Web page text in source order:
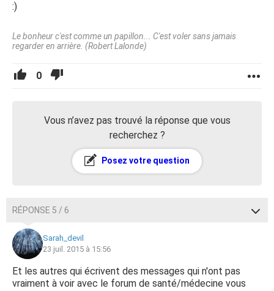
:)
Le bonheur c'est comme un papillon... C'est voler sans jamais
regarder en arrière. (Robert Lalonde)
0
Vous n’avez pas trouvé la réponse que vous
recherchez ?
Posez votre question
RÉPONSE 5 / 6
Sarah_devil
23 juil. 2015 à 15:56
Et les autres qui écrivent des messages qui n'ont pas
vraiment à voir avec le forum de santé/médecine vous